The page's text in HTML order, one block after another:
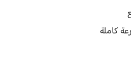
كاملة